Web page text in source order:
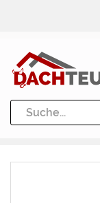
Dachrinne und
Werkzeuge und